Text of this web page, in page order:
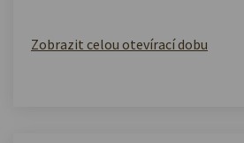
Zobrazit celou otevírací dobu